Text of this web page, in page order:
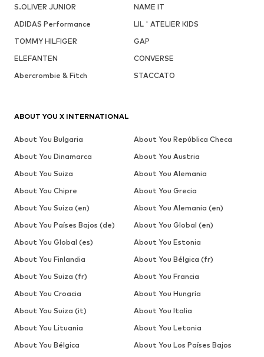
S.OLIVER JUNIOR
NAME IT
ADIDAS Performance
LIL ' ATELIER KIDS
TOMMY HILFIGER
GAP
ELEFANTEN
CONVERSE
Abercrombie & Fitch
STACCATO
ABOUT YOU X INTERNATIONAL
About You Bulgaria
About You República Checa
About You Dinamarca
About You Austria
About You Suiza
About You Alemania
About You Chipre
About You Grecia
About You Suiza (en)
About You Alemania (en)
About You Países Bajos (de)
About You Global (en)
About You Global (es)
About You Estonia
About You Finlandia
About You Bélgica (fr)
About You Suiza (fr)
About You Francia
About You Croacia
About You Hungría
About You Suiza (it)
About You Italia
About You Lituania
About You Letonia
About You Bélgica
About You Los Países Bajos